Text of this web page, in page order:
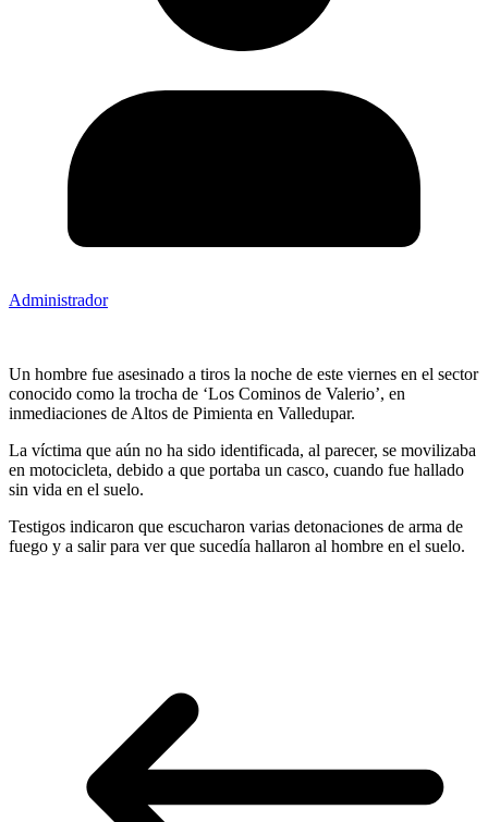
Administrador
Un hombre fue asesinado a tiros la noche de este viernes en el sector
conocido como la trocha de ‘Los Cominos de Valerio’, en
inmediaciones de Altos de Pimienta en Valledupar.
La víctima que aún no ha sido identificada, al parecer, se movilizaba
en motocicleta, debido a que portaba un casco, cuando fue hallado
sin vida en el suelo.
Testigos indicaron que escucharon varias detonaciones de arma de
fuego y a salir para ver que sucedía hallaron al hombre en el suelo.